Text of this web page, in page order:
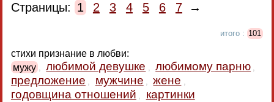
Страницы: 1 2 3 4 5 6 7 →
итого : 101
стихи признание в любви:
мужу , любимой девушке , любимому парню ,
предложение , мужчине , жене ,
годовщина отношений , картинки